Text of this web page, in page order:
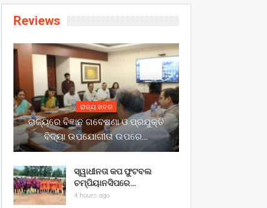
Reviews
ରାଜ୍ୟ ଖବର
ରାଜ୍ୟରେ ବିଜ୍ଞାନ ଗବେଷଣା ଓ ପ୍ରଯୁକ୍ତି
ବିଦ୍ୟା ଉପଯୋଗୀତା ଉପରେ…
ସ୍ୱାଧୀନତା କପ ଫୁଟବଲ
ଚମ୍ପିୟାନସିପରେ…
4 hours ago